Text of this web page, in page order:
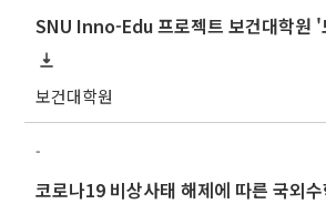
보건대학원
-
코로나19 비상사태 해제에 따른 국외